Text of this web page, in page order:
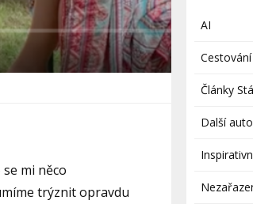
mi něco
trýznit opravdu
AI
Cestování
Články
Další